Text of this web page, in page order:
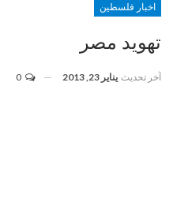
اخبار فلسطين
تهويد مصر
آخر تحديث يناير 23, 2013